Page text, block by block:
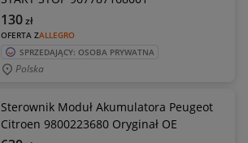
OFERTA ZALLEGRO
130zł
SPRZEDAJĄCY: OSOBA PRYWATNA
Polska
Sterownik Moduł Akumulatora Peugeot
Citroen 9800223680 Oryginał OE